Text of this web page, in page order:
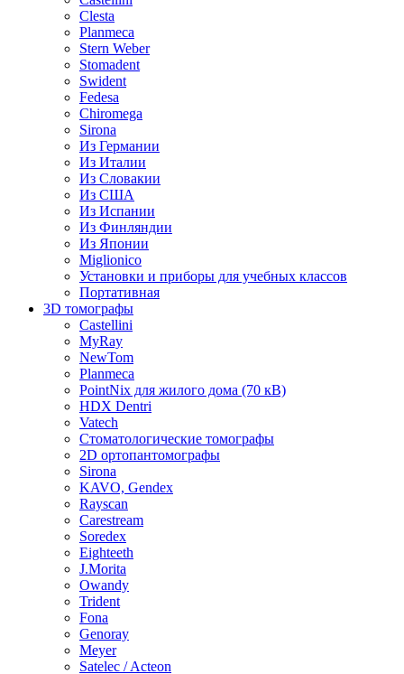
Clesta
Planmeca
Stern Weber
Stomadent
Swident
Fedesa
Chiromega
Sirona
Из Германии
Из Италии
Из Словакии
Из США
Из Испании
Из Финляндии
Из Японии
Miglionico
Установки и приборы для учебных классов
Портативная
3D томографы
Castellini
MyRay
NewTom
Planmeca
PointNix для жилого дома (70 кВ)
HDX Dentri
Vatech
Стоматологические томографы
2D ортопантомографы
Sirona
KAVO, Gendex
Rayscan
Carestream
Soredex
Eighteeth
J.Morita
Owandy
Trident
Fona
Genoray
Meyer
Satelec / Acteon